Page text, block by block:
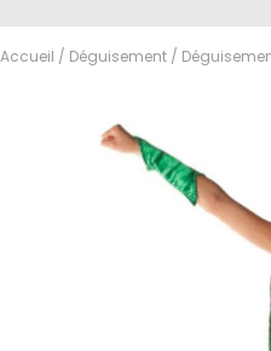
Accueil / Déguisement /